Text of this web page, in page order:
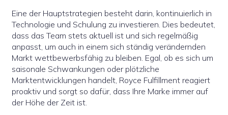
Eine der Hauptstrategien besteht darin, kontinuierlich in
Technologie und Schulung zu investieren. Dies bedeutet,
dass das Team stets aktuell ist und sich regelmäßig
anpasst, um auch in einem sich ständig verändernden
Markt wettbewerbsfähig zu bleiben. Egal, ob es sich um
saisonale Schwankungen oder plötzliche
Marktentwicklungen handelt, Royce Fulfillment reagiert
proaktiv und sorgt so dafür, dass Ihre Marke immer auf
der Höhe der Zeit ist.